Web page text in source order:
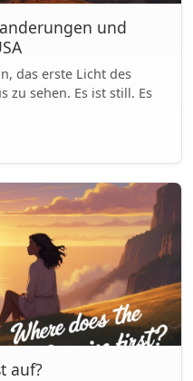
und
das erste Licht des
zu sehen. Es ist still. Es
auf?